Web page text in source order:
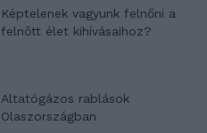
Képtelenek vagyunk felnőni a
felnőtt élet kihívásaihoz?
Altatógázos rablások
Olaszországban